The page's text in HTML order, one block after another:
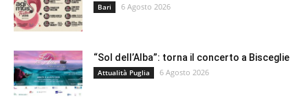
Bari 6 Agosto 2026
“Sol dell’Alba”: torna il concerto a Bisceglie
Attualità Puglia 6 Agosto 2026